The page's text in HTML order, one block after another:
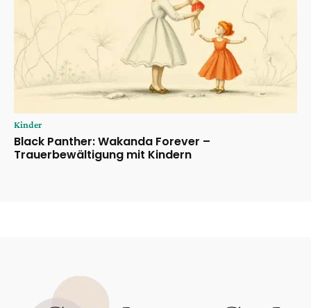
Kinder
Black Panther: Wakanda Forever –
Trauerbewältigung mit Kindern